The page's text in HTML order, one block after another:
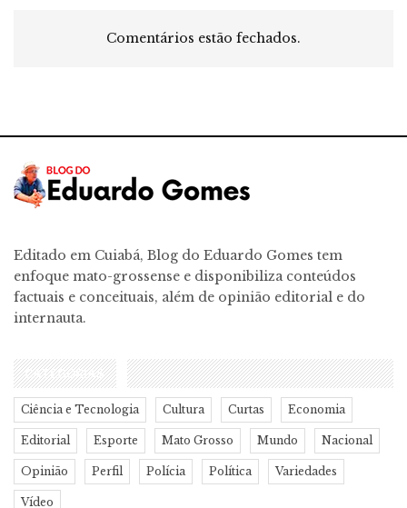
Comentários estão fechados.
Editado em Cuiabá, Blog do Eduardo Gomes tem
enfoque mato-grossense e disponibiliza conteúdos
factuais e conceituais, além de opinião editorial e do
internauta.
CATEGORIAS
Ciência e Tecnologia Cultura Curtas Economia
Editorial Esporte Mato Grosso Mundo Nacional
Opinião Perfil Polícia Política Variedades
Vídeo